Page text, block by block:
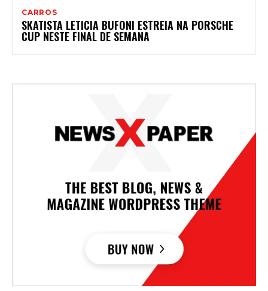
CARROS
SKATISTA LETICIA BUFONI ESTREIA NA PORSCHE
CUP NESTE FINAL DE SEMANA